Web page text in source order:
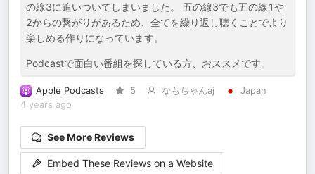
の線3に追いついてしまいました。 五の線3でも五の線1や
2からの繋がりがあるため、全てを繰り返し聴くことでより
楽しめる作りになっています。
Podcastで面白い番組を探している方、おススメです。
Apple Podcasts 5 なもちゃんaj
Japan
4 years ago
See More Reviews
Embed These Reviews on a Website